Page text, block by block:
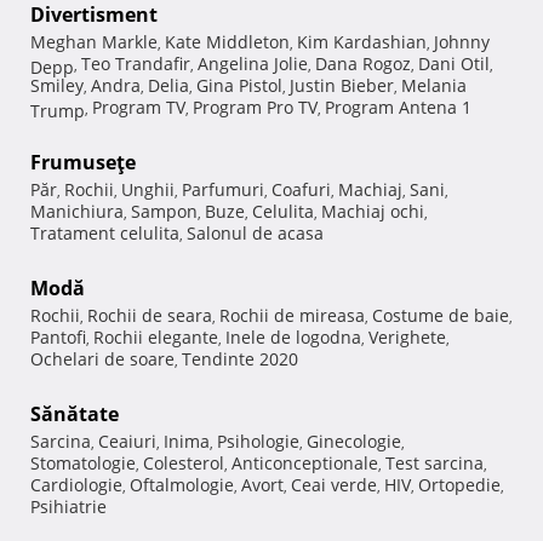
Divertisment
Meghan Markle, Kate Middleton, Kim Kardashian, Johnny
Depp, Teo Trandafir, Angelina Jolie, Dana Rogoz, Dani Otil,
Smiley, Andra, Delia, Gina Pistol, Justin Bieber, Melania
Trump, Program TV, Program Pro TV, Program Antena 1
Frumuseţe
Păr, Rochii, Unghii, Parfumuri, Coafuri, Machiaj, Sani,
Manichiura, Sampon, Buze, Celulita, Machiaj ochi,
Tratament celulita, Salonul de acasa
Modă
Rochii, Rochii de seara, Rochii de mireasa, Costume de baie,
Pantofi, Rochii elegante, Inele de logodna, Verighete,
Ochelari de soare, Tendinte 2020
Sănătate
Sarcina, Ceaiuri, Inima, Psihologie, Ginecologie,
Stomatologie, Colesterol, Anticonceptionale, Test sarcina,
Cardiologie, Oftalmologie, Avort, Ceai verde, HIV, Ortopedie,
Psihiatrie